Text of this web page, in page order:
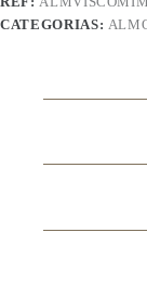
CATEGORIAS: